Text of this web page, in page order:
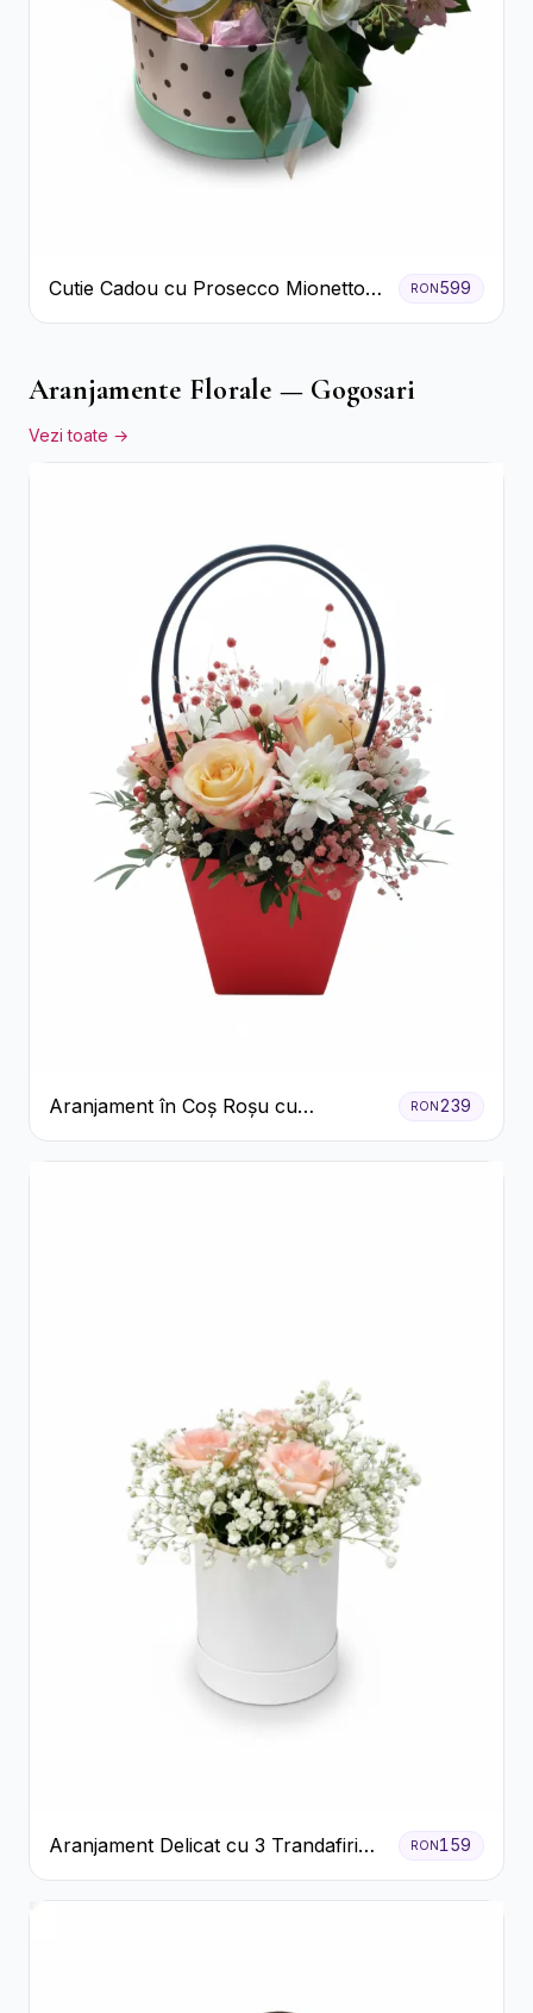
Cutie Cadou cu Prosecco Mionetto
Ferrero Rocher și Flori Pastelate
RON599
Aranjamente Florale — Gogosari
Vezi toate →
Aranjament în Coș Roșu cu
Trandafiri și Crizanteme Albe
RON239
Aranjament Delicat cu 3 Trandafiri
Roz în Cutie Albă
RON159